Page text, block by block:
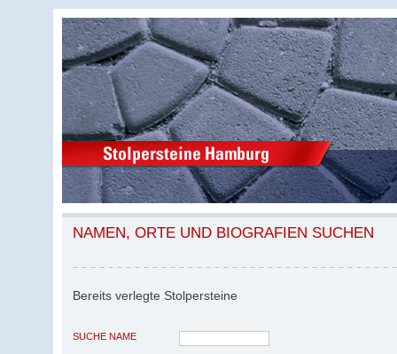
NAMEN, ORTE UND BIOGRAFIEN SUCHEN
Bereits verlegte Stolpersteine
SUCHE NAME